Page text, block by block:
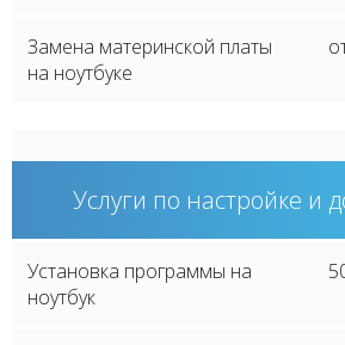
Замена материнской платы
на ноутбуке
Услуги по настройке и
Установка программы на
ноутбук